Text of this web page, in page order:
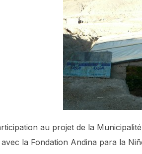
au projet de la
la Fondation Andina para la